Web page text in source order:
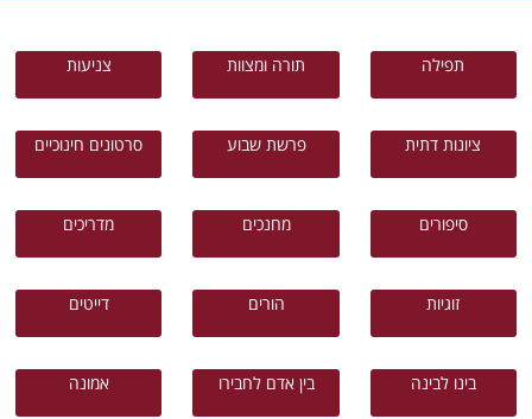
תפילה תורה ומצוות צניעות
ציונות דתית פרשת שבוע סרטונים חינוכיים
סיפורים מחנכים מדריכים
זוגיות הורים דייטים
בינו לבינה בין אדם לחבירו אמונה